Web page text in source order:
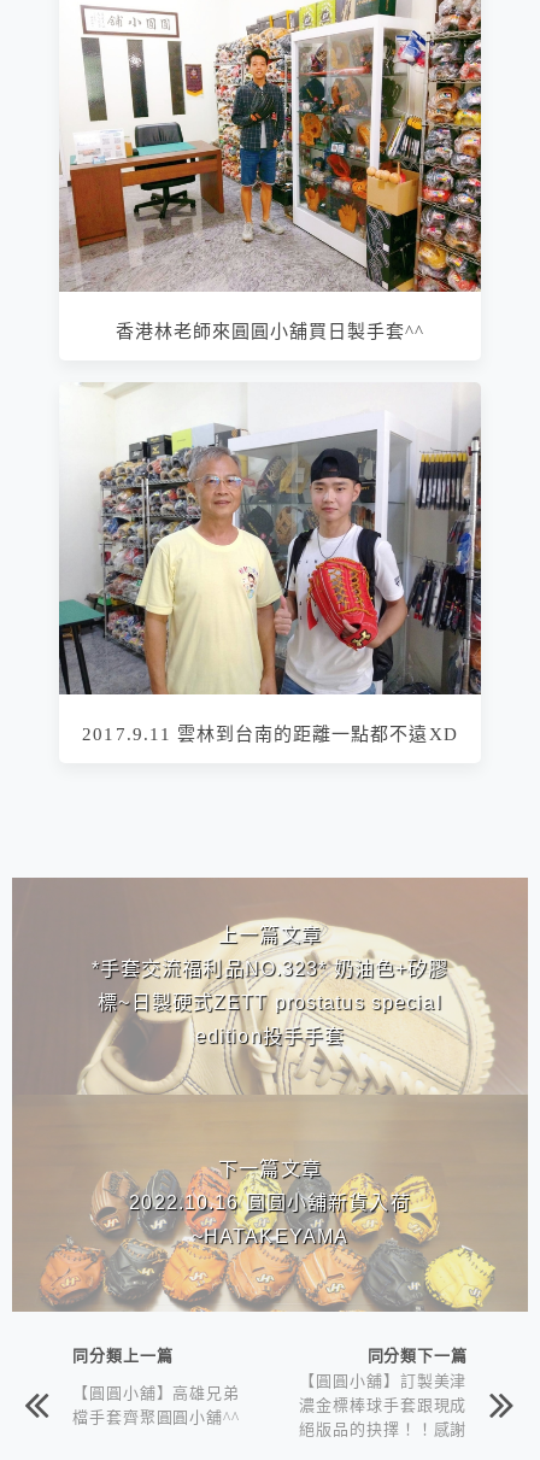
香港林老師來圓圓小舖買日製手套^^
2017.9.11 雲林到台南的距離一點都不遠XD
上一篇文章
*手套交流福利品NO.323* 奶油色+矽膠
標~日製硬式ZETT prostatus special
edition投手手套
下一篇文章
2022.10.16 圓圓小舖新貨入荷
~HATAKEYAMA
同分類上一篇
【圓圓小舖】高雄兄弟
檔手套齊聚圓圓小舖^^
同分類下一篇
【圓圓小舖】訂製美津
濃金標棒球手套跟現成
絕版品的抉擇！！感謝